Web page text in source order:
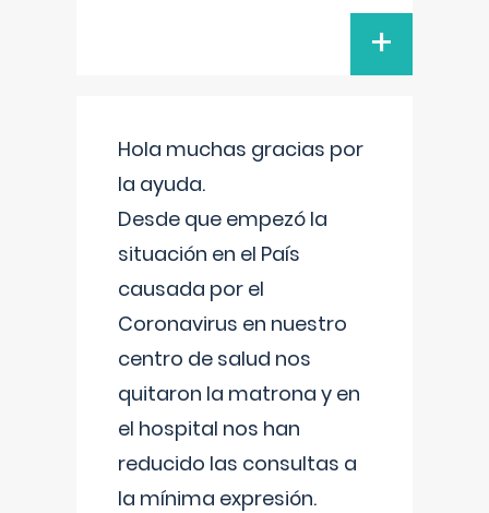
+
Hola muchas gracias por
la ayuda.
Desde que empezó la
situación en el País
causada por el
Coronavirus en nuestro
centro de salud nos
quitaron la matrona y en
el hospital nos han
reducido las consultas a
la mínima expresión.